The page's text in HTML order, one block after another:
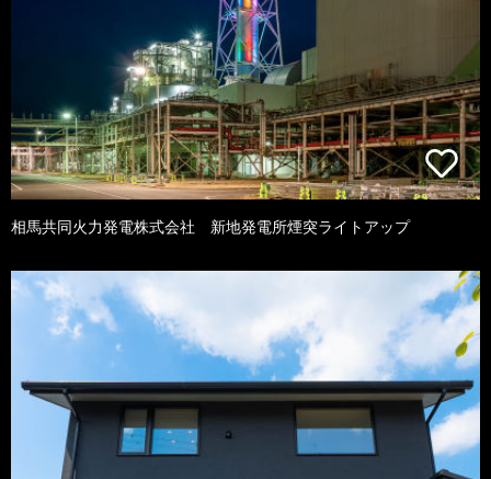
相馬共同火力発電株式会社 新地発電所煙突ライトアップ